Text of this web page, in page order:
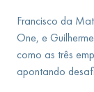
Francisco da
One, e
como as três
apontando